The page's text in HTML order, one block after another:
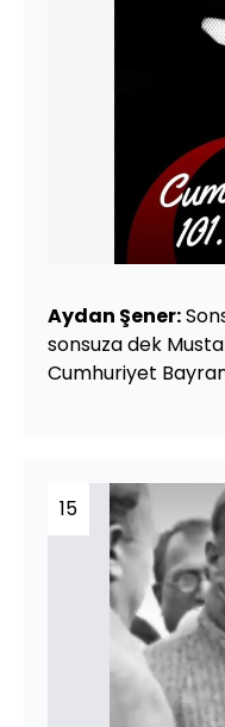
Aydan Şener:
sonsuza dek
Cumhuriyet
15